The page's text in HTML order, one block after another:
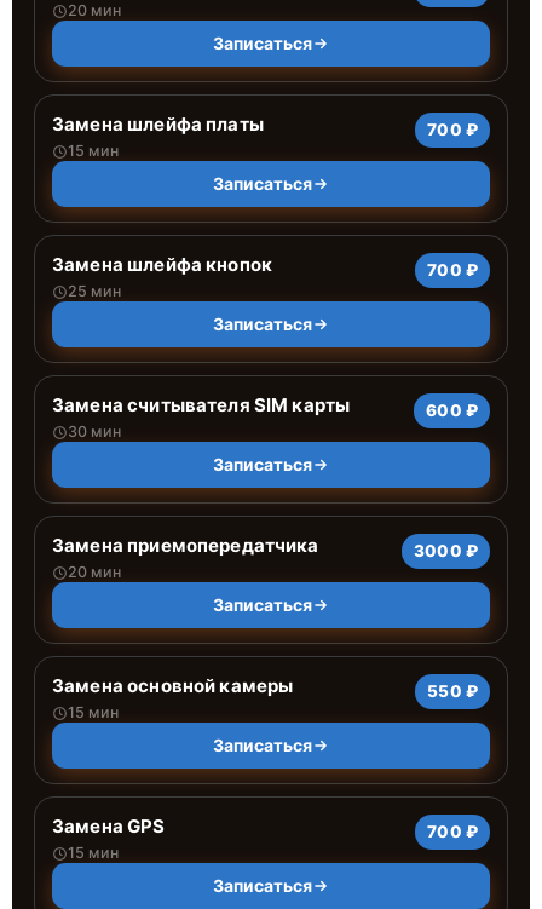
20 мин
Записаться
Замена шлейфа платы
15 мин
700 ₽
Записаться
Замена шлейфа кнопок
25 мин
700 ₽
Записаться
Замена считывателя SIM карты
30 мин
600 ₽
Записаться
Замена приемопередатчика
20 мин
3000 ₽
Записаться
Замена основной камеры
15 мин
550 ₽
Записаться
Замена GPS
15 мин
700 ₽
Записаться